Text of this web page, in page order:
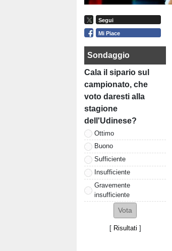
Segui
Mi Piace
Sondaggio
Cala il sipario sul
campionato, che
voto daresti alla
stagione
dell'Udinese?
Ottimo
Buono
Sufficiente
Insufficiente
Gravemente
insufficiente
[ Risultati ]